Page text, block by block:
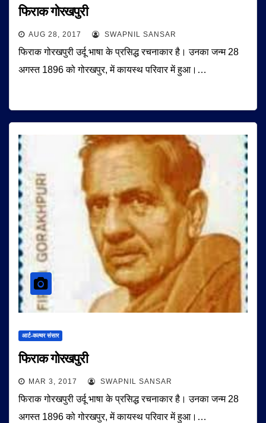
फिराक गोरखपुरी
AUG 28, 2017 SWAPNIL SANSAR
फिराक गोरखपुरी उर्दू भाषा के प्रसिद्ध रचनाकार है। उनका जन्म 28
अगस्त 1896 को गोरखपुर, में कायस्थ परिवार में हुआ।…
आर्ट-कल्चर संसार
फिराक गोरखपुरी
MAR 3, 2017 SWAPNIL SANSAR
फिराक गोरखपुरी उर्दू भाषा के प्रसिद्ध रचनाकार है। उनका जन्म 28
अगस्त 1896 को गोरखपुर, में कायस्थ परिवार में हुआ।…